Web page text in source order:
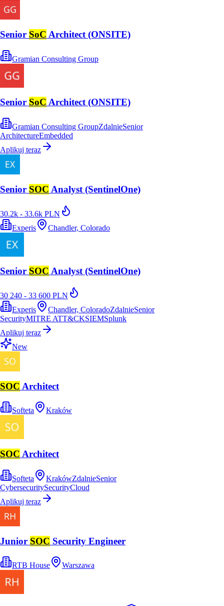
Senior SoC Architect (ONSITE)
Gramian Consulting Group
Senior SoC Architect (ONSITE)
Gramian Consulting GroupZdalnieSenior
ArchitectureEmbedded
Aplikuj teraz
Senior SOC Analyst (SentinelOne)
30.2k - 33.6k PLN
Experis
Chandler, Colorado
Senior SOC Analyst (SentinelOne)
30 240 - 33 600 PLN
Experis
Chandler, ColoradoZdalnieSenior
SecurityMITRE ATT&CKSIEMSplunk
Aplikuj teraz
New
SOC Architect
Softeta Kraków
SOC Architect
Softeta KrakówZdalnieSenior
CybersecuritySecurityCloud
Aplikuj teraz
Junior SOC Security Engineer
RTB House Warszawa